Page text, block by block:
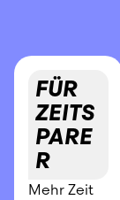
FÜR
ZEITS
PARE
R
Mehr Zeit